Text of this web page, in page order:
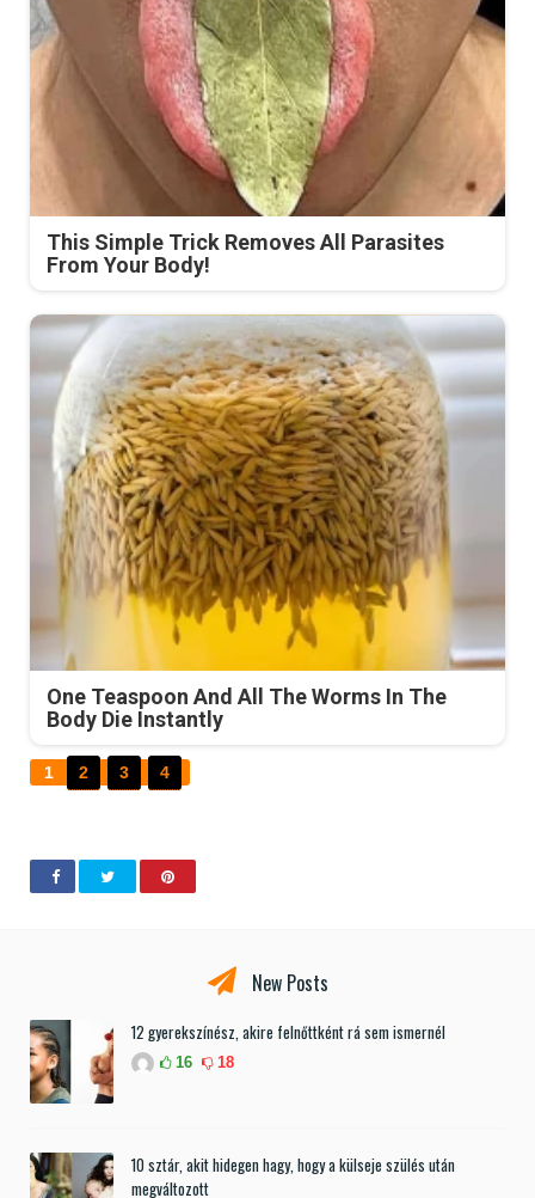
This Simple Trick Removes All Parasites
From Your Body!
One Teaspoon And All The Worms In The
Body Die Instantly
1 2 3 4
New Posts
12 gyerekszínész, akire felnőttként rá sem ismernél
16 18
10 sztár, akit hidegen hagy, hogy a külseje szülés után
megváltozott